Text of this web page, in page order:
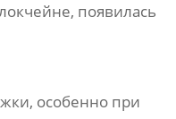
появилась
особенно при